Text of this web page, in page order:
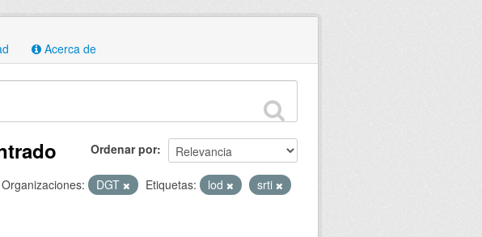
Acerca de
Ordenar por
Organizaciones: DGT Etiquetas: lod
srti